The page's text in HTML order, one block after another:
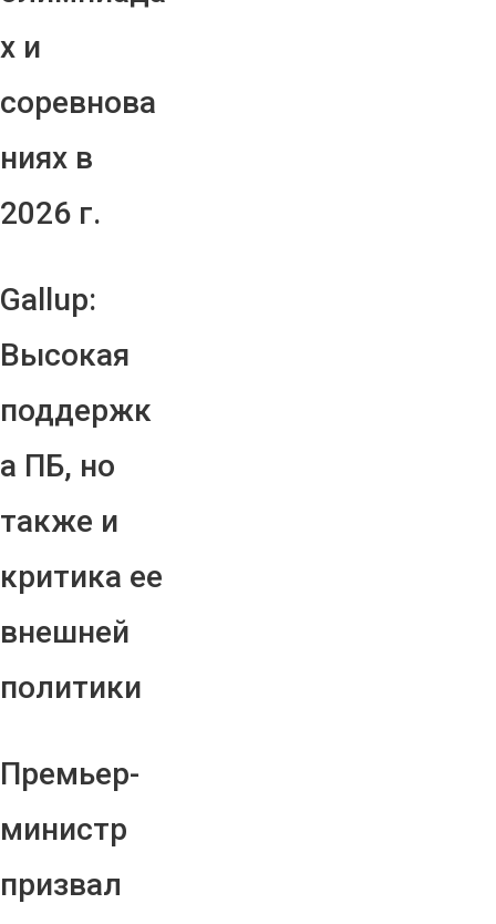
х и
соревнова
ниях в
2026 г.
Gallup:
Высокая
поддержк
а ПБ, но
также и
критика ее
внешней
политики
Премьер-
министр
призвал